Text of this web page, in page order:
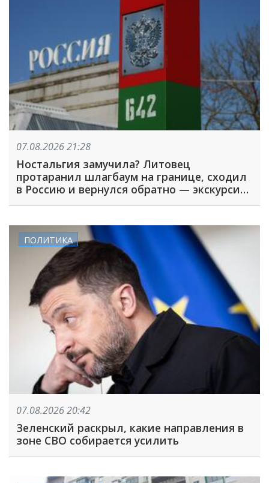
07.08.2026 21:28
Ностальгия замучила? Литовец
протаранил шлагбаум на границе, сходил
в Россию и вернулся обратно — экскурсия
вышла недолгой
ПОЛИТИКА
07.08.2026 20:42
Зеленский раскрыл, какие направления в
зоне СВО собирается усилить